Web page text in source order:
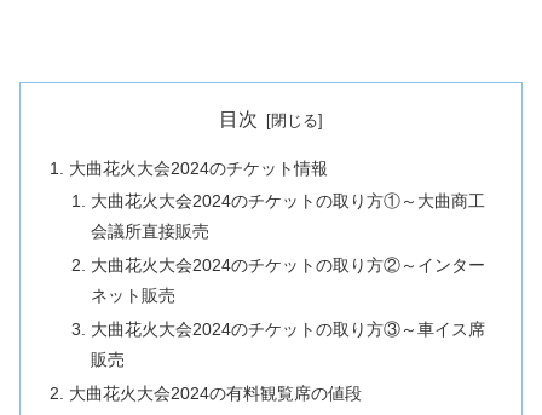
目次
大曲花火大会2024のチケット情報
大曲花火大会2024のチケットの取り方①～大曲商工
会議所直接販売
大曲花火大会2024のチケットの取り方②～インター
ネット販売
大曲花火大会2024のチケットの取り方③～車イス席
販売
大曲花火大会2024の有料観覧席の値段